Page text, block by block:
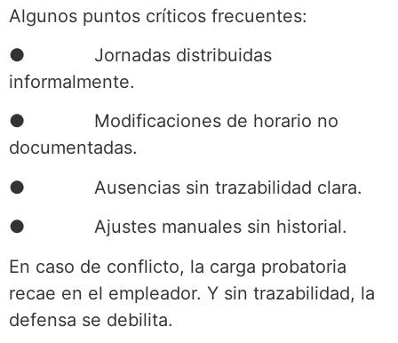
Algunos puntos críticos frecuentes:
● Jornadas distribuidas
informalmente.
● Modificaciones de horario no
documentadas.
● Ausencias sin trazabilidad clara.
● Ajustes manuales sin historial.
En caso de conflicto, la carga probatoria
recae en el empleador. Y sin trazabilidad, la
defensa se debilita.